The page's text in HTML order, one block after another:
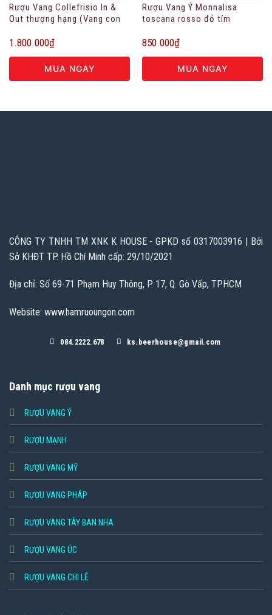
Rượu Vang Collefrisio In &
Out thượng hạng (Vang con
1.800.000₫
MUA NGAY
Rượu Vang Ý Monnalisa
toscana rosso đỏ tím
850.000₫
MUA NGAY
CÔNG TY TNHH TM XNK K HOUSE - GPKD số 0317003916 | Bởi
Sở KHĐT TP. Hồ Chí Minh cấp: 29/10/2021
Địa chỉ: Số 69-71 Phạm Huy Thông, P. 17, Q. Gò Vấp, TPHCM
Website: www.hamruoungon.com
084.2222.678 ks.beerhouse@gmail.com
Danh mục rượu vang
RƯỢU VANG Ý
RƯỢU MẠNH
RƯỢU VANG MỸ
RƯỢU VANG PHÁP
RƯỢU VANG TÂY BAN NHA
RƯỢU VANG ÚC
RƯỢU VANG CHI LÊ